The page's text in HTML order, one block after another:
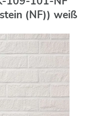
(NF)) weiß